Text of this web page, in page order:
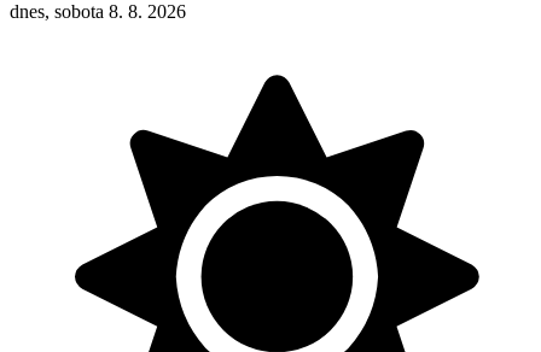
dnes, sobota 8. 8. 2026